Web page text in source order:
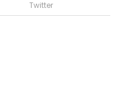
Twitter